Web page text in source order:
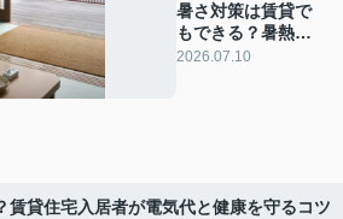
暑さ対策は賃貸で
もできる？暑熱順
化で快適に暮らす
2026.07.10
賃貸住宅入居者が電気代と健康を守るコツ